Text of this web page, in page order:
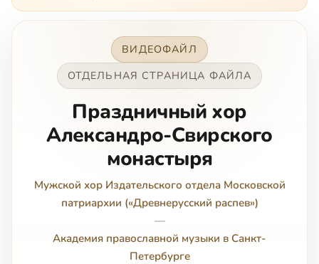
ВИДЕОФАЙЛ
ОТДЕЛЬНАЯ СТРАНИЦА ФАЙЛА
Праздничный хор
Александро-Свирского
монастыря
Мужской хор Издательского отдела Московской
патриархии («Древнерусский распев»)
—
Академия православной музыки в Санкт-
Петербурге